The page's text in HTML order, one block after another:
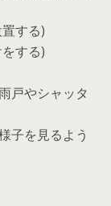
する)
する)
戸やシャッタ
子を見るよう